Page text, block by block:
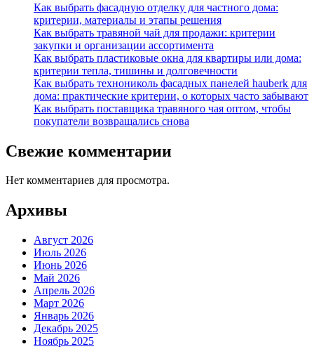
Как выбрать фасадную отделку для частного дома:
критерии, материалы и этапы решения
Как выбрать травяной чай для продажи: критерии
закупки и организации ассортимента
Как выбрать пластиковые окна для квартиры или дома:
критерии тепла, тишины и долговечности
Как выбрать технониколь фасадных панелей hauberk для
дома: практические критерии, о которых часто забывают
Как выбрать поставщика травяного чая оптом, чтобы
покупатели возвращались снова
Свежие комментарии
Нет комментариев для просмотра.
Архивы
Август 2026
Июль 2026
Июнь 2026
Май 2026
Апрель 2026
Март 2026
Январь 2026
Декабрь 2025
Ноябрь 2025